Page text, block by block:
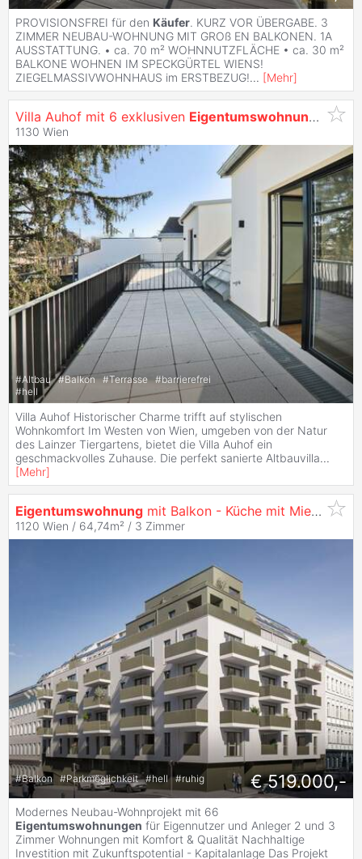
PROVISIONSFREI für den Käufer. KURZ VOR ÜBERGABE. 3
ZIMMER NEUBAU-WOHNUNG MIT GROß EN BALKONEN. 1A
AUSSTATTUNG. • ca. 70 m² WOHNNUTZFLÄCHE • ca. 30 m²
BALKONE WOHNEN IM SPECKGÜRTEL WIENS!
ZIEGELMASSIVWOHNHAUS im ERSTBEZUG!... [Mehr]
Villa Auhof mit 6 exklusiven Eigentumswohnungen im
1130 Wien
#Altbau #Balkon #Terrasse #barrierefrei
#hell
Villa Auhof Historischer Charme trifft auf stylischen
Wohnkomfort Im Westen von Wien, umgeben von der Natur
des Lainzer Tiergartens, bietet die Villa Auhof ein
geschmackvolles Zuhause. Die perfekt sanierte Altbauvilla...
[Mehr]
Eigentumswohnung mit Balkon - Küche mit Miele Geräte - Nähe Schönbrunn - zu
1120 Wien / 64,74m² / 3 Zimmer
#Balkon #Parkmöglichkeit #hell #ruhig € 519.000,-
Modernes Neubau-Wohnprojekt mit 66
Eigentumswohnungen für Eigennutzer und Anleger 2 und 3
Zimmer Wohnungen mit Komfort & Qualität Nachhaltige
Investition mit Zukunftspotential - Kapitalanlage Das Projekt